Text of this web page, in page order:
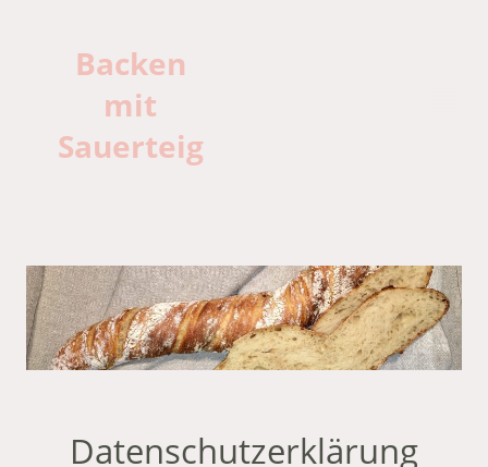
Backen
mit
Sauerteig
Datenschutzerklärung